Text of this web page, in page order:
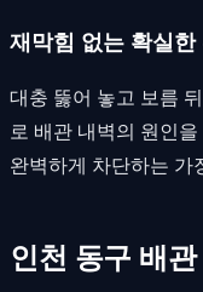
재막힘 없는 확실한
대충 뚫어 놓고 보름
로 배관 내벽의 원인
완벽하게 차단하는 가
인천 동구 배